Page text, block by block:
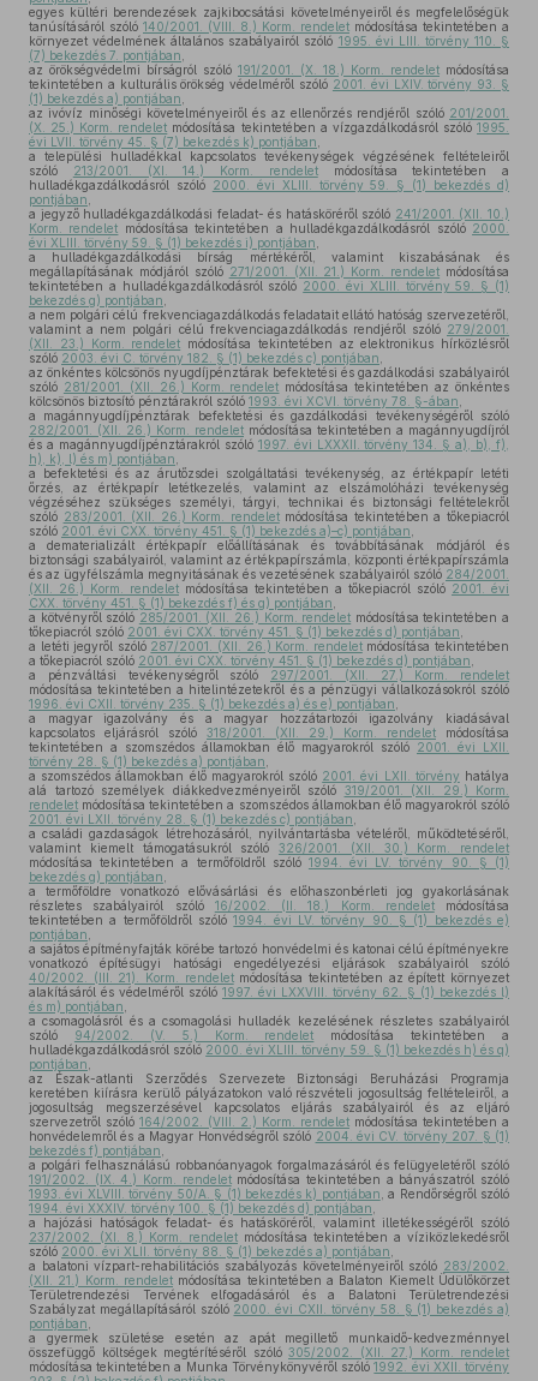
egyes kültéri berendezések zajkibocsátási követelményeiről és megfelelőségük
tanúsításáról szóló 140/2001. (VIII. 8.) Korm. rendelet módosítása tekintetében a
környezet védelmének általános szabályairól szóló 1995. évi LIII. törvény 110. §
(7) bekezdés 7. pontjában
az örökségvédelmi bírságról szóló 191/2001. (X. 18.) Korm. rendelet módosítása
tekintetében a kulturális örökség védelméről szóló 2001. évi LXIV. törvény 93. §
(1) bekezdés a) pontjában
az ivóvíz minőségi követelményeiről és az ellenőrzés rendjéről szóló 201/2001.
(X. 25.) Korm. rendelet módosítása tekintetében a vízgazdálkodásról szóló1995.
évi LVII. törvény 45. § (7) bekezdés k) pontjában
a települési hulladékkal kapcsolatos tevékenységek végzésének feltételeiről
szóló
213/2001. (XI. 14.) Korm. rendeletmódosítása tekintetében a
hulladékgazdálkodásról szóló 2000. évi XLIII. törvény 59. § (1) bekezdés d)
pontjában
a jegyző hulladékgazdálkodási feladat- és hatásköréről szóló 241/2001. (XII. 10.)
Korm. rendelet módosítása tekintetében a hulladékgazdálkodásról szóló 2000.
évi XLIII. törvény 59. § (1) bekezdés i) pontjában
a hulladékgazdálkodási bírság mértékéről, valamint kiszabásának és
megállapításának módjáról szóló 271/2001. (XII. 21.) Korm. rendelet módosítása
tekintetében a hulladékgazdálkodásról szóló 2000. évi XLIII. törvény 59. § (1)
bekezdés g) pontjában
a nem polgári célú frekvenciagazdálkodás feladatait ellátó hatóság szervezetéről,
valamint a nem polgári célú frekvenciagazdálkodás rendjéről szóló 279/2001.
(XII. 23.) Korm. rendelet módosítása tekintetében az elektronikus hírközlésről
szóló 2003. évi C. törvény 182. § (1) bekezdés c) pontjában
az önkéntes kölcsönös nyugdíjpénztárak befektetési és gazdálkodási szabályairól
szóló 281/2001. (XII. 26.) Korm. rendelet módosítása tekintetében az önkéntes
kölcsönös biztosító pénztárakról szóló 1993. évi XCVI. törvény 78. §-ában
a magánnyugdíjpénztárak befektetési és gazdálkodási tevékenységéről szóló
282/2001. (XII. 26.) Korm. rendelet módosítása tekintetében a magánnyugdíjról
és a magánnyugdíjpénztárakról szóló 1997. évi LXXXII. törvény 134. § a), b), f),
h), k), l) és m) pontjában
a befektetési és az árutőzsdei szolgáltatási tevékenység, az értékpapír letéti
őrzés, az értékpapír letétkezelés, valamint az elszámolóházi tevékenység
végzéséhez szükséges személyi, tárgyi, technikai és biztonsági feltételekről
szóló 283/2001. (XII. 26.) Korm. rendeletmódosítása tekintetében a tőkepiacról
szóló 2001. évi CXX. törvény 451. § (1) bekezdés a)–c) pontjában
a dematerializált értékpapír előállításának és továbbításának módjáról és
biztonsági szabályairól, valamint az értékpapírszámla, központi értékpapírszámla
és az ügyfélszámla megnyitásának és vezetésének szabályairól szóló 284/2001.
(XII. 26.) Korm. rendelet módosítása tekintetében a tőkepiacról szóló 2001. évi
CXX. törvény 451. § (1) bekezdés f) és g) pontjában
a kötvényről szóló 285/2001. (XII. 26.) Korm. rendelet módosítása tekintetében a
tőkepiacról szóló 2001. évi CXX. törvény 451. § (1) bekezdés d) pontjában
a letéti jegyről szóló 287/2001. (XII. 26.) Korm. rendeletmódosítása tekintetében
a tőkepiacról szóló 2001. évi CXX. törvény 451. § (1) bekezdés d) pontjában
a pénzváltási tevékenységről szóló 297/2001. (XII. 27.) Korm. rendelet
módosítása tekintetében a hitelintézetekről és a pénzügyi vállalkozásokról szóló
1996. évi CXII. törvény 235. § (1) bekezdés a) és e) pontjában
a magyar igazolvány és a magyar hozzátartozói igazolvány kiadásával
kapcsolatos eljárásról szóló 318/2001. (XII. 29.) Korm. rendelet módosítása
tekintetében a szomszédos államokban élő magyarokról szóló 2001. évi LXII.
törvény 28. § (1) bekezdés a) pontjában
a szomszédos államokban élő magyarokról szóló 2001. évi LXII. törvény hatálya
alá tartozó személyek diákkedvezményeiről szóló 319/2001. (XII. 29.) Korm.
rendelet módosítása tekintetében a szomszédos államokban élő magyarokról szóló
2001. évi LXII. törvény 28. § (1) bekezdés c) pontjában
a családi gazdaságok létrehozásáról, nyilvántartásba vételéről, működtetéséről,
valamint kiemelt támogatásukról szóló 326/2001. (XII. 30.) Korm. rendelet
módosítása tekintetében a termőföldről szóló 1994. évi LV. törvény 90. § (1)
bekezdés g) pontjában
a termőföldre vonatkozó elővásárlási és előhaszonbérleti jog gyakorlásának
részletes szabályairól szóló 16/2002. (II. 18.) Korm. rendeletmódosítása
tekintetében a termőföldről szóló1994. évi LV. törvény 90. § (1) bekezdés e)
pontjában
a sajátos építményfajták körébe tartozó honvédelmi és katonai célú építményekre
vonatkozó építésügyi hatósági engedélyezési eljárások szabályairól szóló
40/2002. (III. 21). Korm. rendeletmódosítása tekintetében az épített környezet
alakításáról és védelméről szóló 1997. évi LXXVIII. törvény 62. § (1) bekezdés l)
és m) pontjában
a csomagolásról és a csomagolási hulladék kezelésének részletes szabályairól
szóló 94/2002. (V. 5.) Korm. rendelet módosítása tekintetében a
hulladékgazdálkodásról szóló 2000. évi XLIII. törvény 59. § (1) bekezdés h) és q)
pontjában
az Észak-atlanti Szerződés Szervezete Biztonsági Beruházási Programja
keretében kiírásra kerülő pályázatokon való részvételi jogosultság feltételeiről, a
jogosultság megszerzésével kapcsolatos eljárás szabályairól és az eljáró
szervezetről szóló 164/2002. (VIII. 2.) Korm. rendelet módosítása tekintetében a
honvédelemről és a Magyar Honvédségről szóló 2004. évi CV. törvény 207. § (1)
bekezdés f) pontjában
a polgári felhasználású robbanóanyagok forgalmazásáról és felügyeletéről szóló
191/2002. (IX. 4.) Korm. rendeletmódosítása tekintetében a bányászatról szóló
1993. évi XLVIII. törvény 50/A. § (1) bekezdés k) pontjában , a Rendőrségről szóló
1994. évi XXXIV. törvény 100. § (1) bekezdés d) pontjában
a hajózási hatóságok feladat- és hatásköréről, valamint illetékességéről szóló
237/2002. (XI. 8.) Korm. rendelet módosítása tekintetében a víziközlekedésről
szóló 2000. évi XLII. törvény 88. § (1) bekezdés a) pontjában
a balatoni vízpart-rehabilitációs szabályozás követelményeiről szóló 283/2002.
(XII. 21.) Korm. rendelet módosítása tekintetében a Balaton Kiemelt Üdülőkörzet
Területrendezési Tervének elfogadásáról és a Balatoni Területrendezési
Szabályzat megállapításáról szóló 2000. évi CXII. törvény 58. § (1) bekezdés a)
pontjában
a gyermek születése esetén az apát megillető munkaidő-kedvezménnyel
összefüggő költségek megtérítéséről szóló 305/2002. (XII. 27.) Korm. rendelet
módosítása tekintetében a Munka Törvénykönyvéről szóló1992. évi XXII. törvény